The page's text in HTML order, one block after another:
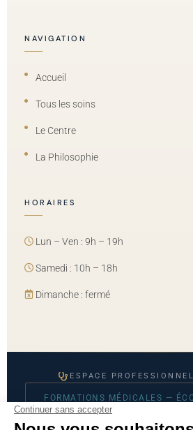
NAVIGATION
Accueil
Tous les soins
Le Centre
La Philosophie
HORAIRES
Lun – Ven : 9h – 19h
Samedi : 10h – 18h
Dimanche : fermé
ESPACE
FORMATIONS MÉDICALES —